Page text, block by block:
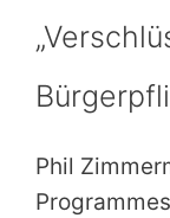
Phil